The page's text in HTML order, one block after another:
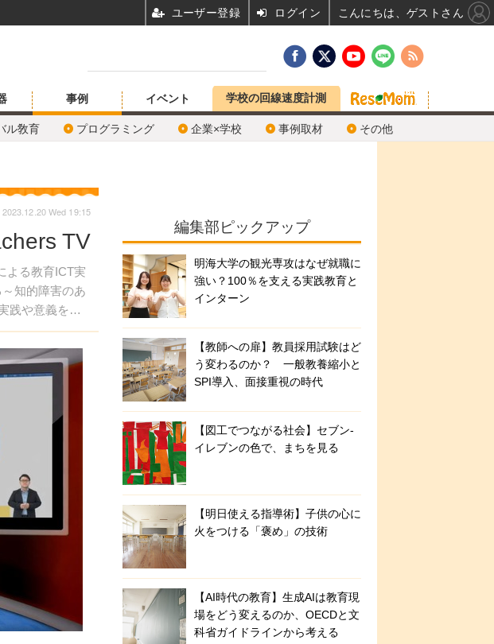
事例
ル敎育 プログラミング 企業×学校 事例取材 その他
イベント 学校の回線速度計測
TV
よる教育ICT実
知的障害のあ
践や意義を紹
2023.12.20 Wed 19:15
編集部ピックアップ
明海大学の観光専攻はなぜ就職に
強い？100％を支える実践教育と
インターン
【教師への扉】教員採用試験はど
う変わるのか？ 一般教養縮小と
SPI導入、面接重視の時代
【図工でつながる社会】セブン‐
イレブンの色で、まちを見る
【明日使える指導術】子供の心に
火をつける「褒め」の技術
【AI時代の教育】生成AIは教育現
場をどう変えるのか、OECDと文
科省ガイドラインから考える
ユーザー登録 ログイン こんにちは、ゲストさん